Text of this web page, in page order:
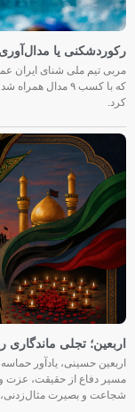
رکوردشکنی یا
مربی تیم ملی شنای ایران
که با کسب ۹ مدال
کرد.
اربعین؛ تجلی ماندگاری
اربعین حسینی، یادآور
مسیر دفاع از حقیقت،
شجاعت و بصیرت مثال‌زدنی،